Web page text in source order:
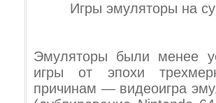
Игры эмуляторы на
Эмуляторы были менее
игры от эпохи
причинам — видеоигра